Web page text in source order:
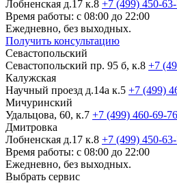
Лобненская д.17 к.8 +7 (499) 450-
Время работы: с 08:00 до 22:00
Ежедневно, без выходных.
Получить консультацию
Севастопольский
Севастопольский пр. 95 б, к.8 +7
Калужская
Научный проезд д.14а к.5 +7 (499)
Мичуринский
Удальцова, 60, к.7 +7 (499) 460-69-76
Дмитровка
Лобненская д.17 к.8 +7 (499) 450-
Время работы: с 08:00 до 22:00
Ежедневно, без выходных.
Выбрать сервис